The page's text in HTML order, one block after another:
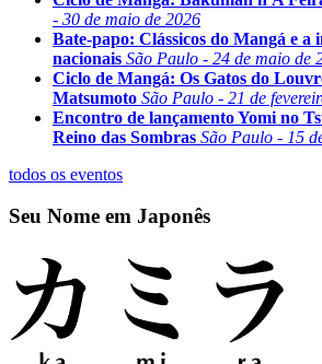
- 30 de maio de 2026
Bate-papo: Clássicos do Mangá e a
nacionais São Paulo - 24 de maio de
Ciclo de Mangá: Os Gatos do
Matsumoto São Paulo - 21 de
Encontro de lançamento Yomi no
Reino das Sombras São Paulo - 15
todos os eventos
Seu Nome em Japonês